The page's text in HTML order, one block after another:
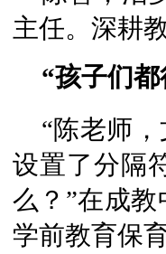
主任。深耕
“孩子们
“陈老师
设置了分隔
么？”在成
学前教育保